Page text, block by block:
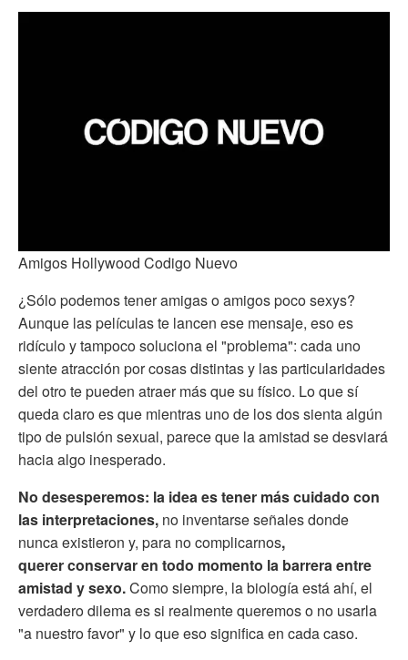
Amigos Hollywood Codigo Nuevo
¿Sólo podemos tener amigas o amigos poco sexys?
Aunque las películas te lancen ese mensaje, eso es
ridículo y tampoco soluciona el "problema": cada uno
siente atracción por cosas distintas y las particularidades
del otro te pueden atraer más que su físico. Lo que sí
queda claro es que mientras uno de los dos sienta algún
tipo de pulsión sexual, parece que la amistad se desviará
hacia algo inesperado.
No desesperemos: la idea es tener más cuidado con
las interpretaciones, no inventarse señales donde
nunca existieron y, para no complicarnos,
querer conservar en todo momento la barrera entre
amistad y sexo.Como siempre, la biología está ahí, el
verdadero dilema es si realmente queremos o no usarla
"a nuestro favor" y lo que eso significa en cada caso.